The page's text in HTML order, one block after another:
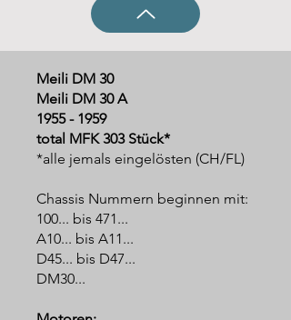
Meili DM 30
Meili DM 30 A
1955 - 1959
total MFK 303 Stück*
*alle jemals eingelösten (CH/FL)
Chassis Nummern beginnen mit:
100... bis 471...
A10... bis A11...
D45... bis D47...
DM30...